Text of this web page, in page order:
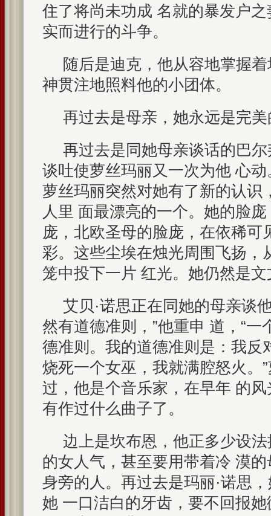
住了将尚未功成 名就的暴发户
实而进行的斗争。
随后是迪克，他从容地掌握
神贯注地照料他的小团体。
再过去是母亲，她永远是完
再过去是同她母亲谈话的巴
谈吐使萝丝玛丽又一次为他 心
萝丝玛丽突然对她有了新的认识
人里 面最漂亮的一个。她的脸
庞，北欧圣母的脸庞，在依稀可
彩。这些尘埃在烛光周围飞扬，
笼中投下一片 红光。她仍然是
艾贝·诺思正在同她的母亲谈
然有道德准则，”他重申 道，“
德准则。我的道德准则是：我反
烧死一个女巫，我就满腔怒火。
过，他是个音乐家，在早年 的
有作过什么曲子了。
边上是坎布恩，他正多少设
的女人气，甚至要用带着冷 漠
身旁的人。再过去是玛丽·诺思
她 一口洁白的牙齿，要不回报